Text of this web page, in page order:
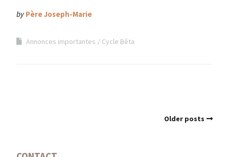
by Père Joseph-Marie
Annonces importantes Cycle Bêta
Older posts